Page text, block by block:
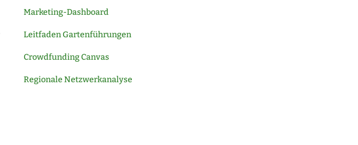
Marketing-Dashboard
Leitfaden Gartenführungen
Crowdfunding Canvas
Regionale Netzwerkanalyse